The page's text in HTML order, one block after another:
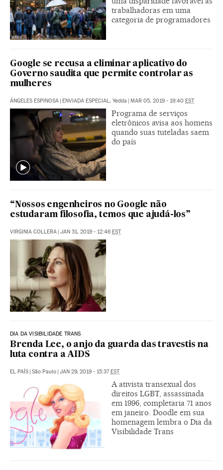
trabalhadoras em uma
categoria de programadores
Google se recusa a eliminar aplicativo do
Governo saudita que permite controlar as
mulheres
ÁNGELES ESPINOSA ENVIADA ESPECIAL, Yedda MAR 05, 2019 - 19:40 EST
Programa de serviços
eletrônicos avisa aos homens
quando suas tuteladas saem
do país
“Nossos engenheiros no Google não
estudaram filosofia, temos que ajudá-los”
VIRGINIA COLLERA JAN 31, 2019 - 12:46 EST
DIA DA VISIBILIDADE TRANS
Brenda Lee, o anjo da guarda das travestis na
luta contra a AIDS
EL PAÍS São Paulo JAN 29, 2019 - 15:37 EST
A ativista transexual dos
direitos LGBT, assassinada
em 1996, completaria 71 anos
em janeiro. Doodle em sua
homenagem lembra o Dia da
Visibilidade Trans